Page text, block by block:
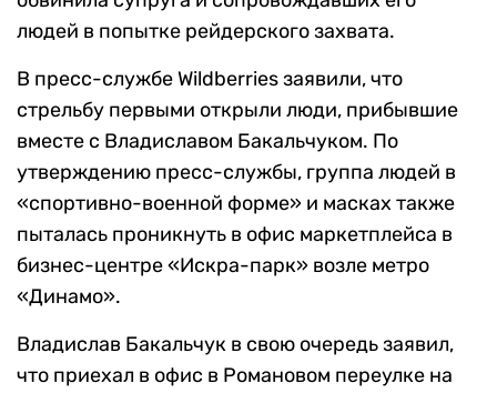
людей в попытке рейдерского захвата.
В пресс-службе Wildberries заявили, что
стрельбу первыми открыли люди, прибывшие
вместе с Владиславом Бакальчуком. По
утверждению пресс-службы, группа людей в
«спортивно-военной форме» и масках также
пыталась проникнуть в офис маркетплейса в
бизнес-центре «Искра-парк» возле метро
«Динамо».
Владислав Бакальчук в свою очередь заявил,
что приехал в офис в Романовом переулке на